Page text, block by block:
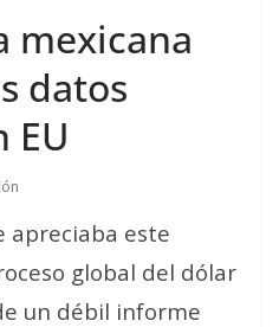
mexicana
datos
EU
apreciaba este
global del dólar
un débil informe